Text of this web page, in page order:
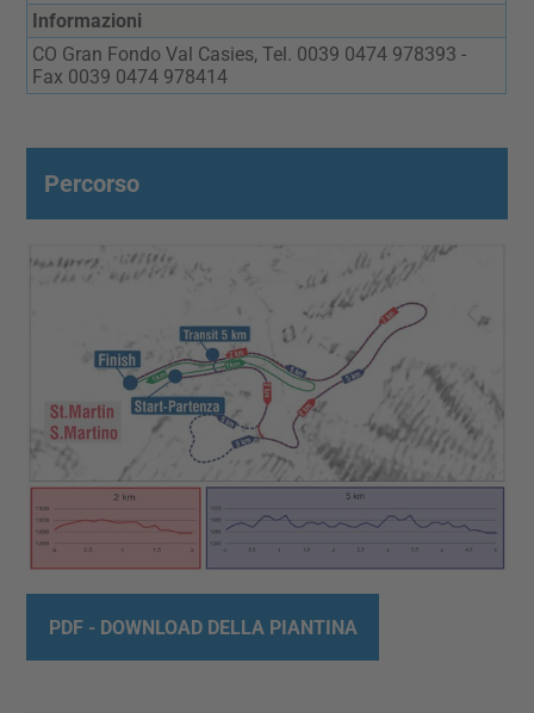
Informazioni
CO Gran Fondo Val Casies, Tel. 0039 0474 978393 -
Fax 0039 0474 978414
Percorso
PDF - DOWNLOAD DELLA PIANTINA